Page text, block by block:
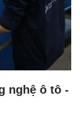
nghệ ô tô -